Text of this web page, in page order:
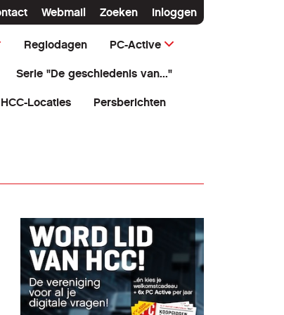
Webmail Zoeken Inloggen
Regiodagen PC-Active
Serie "De geschiedenis van..."
HCC-Locaties Persberichten